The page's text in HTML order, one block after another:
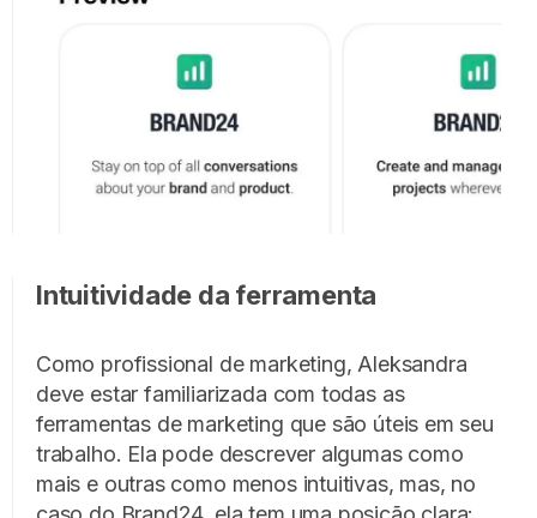
Intuitividade da ferramenta
Como profissional de marketing, Aleksandra
deve estar familiarizada com todas as
ferramentas de marketing que são úteis em seu
trabalho. Ela pode descrever algumas como
mais e outras como menos intuitivas, mas, no